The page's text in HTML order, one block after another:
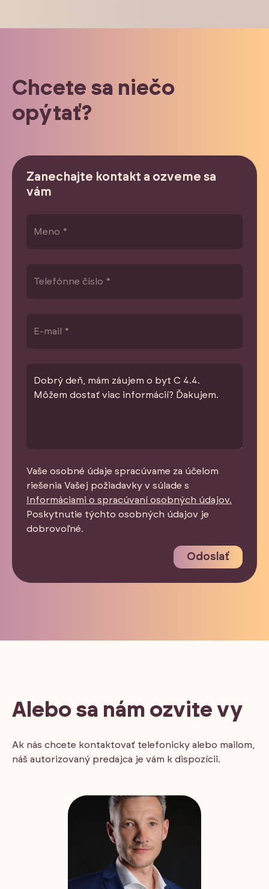
Chcete sa niečo
opýtať?
Zanechajte kontakt a ozveme sa
vám
Vaše osobné údaje spracúvame za účelom
riešenia Vašej požiadavky v súlade s
Informáciami o spracúvaní osobných údajov.
Poskytnutie týchto osobných údajov je
dobrovoľné.
Odoslať
Alebo sa nám ozvite vy
Ak nás chcete kontaktovať telefonicky alebo mailom,
náš autorizovaný predajca je vám k dispozícii.